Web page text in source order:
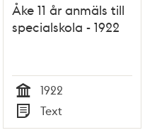
Åke 11 år anmäls till
specialskola - 1922
Tid
1922
Typ
Text